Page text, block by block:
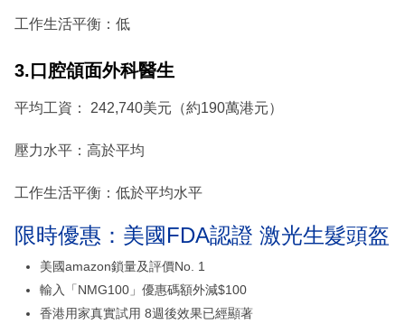
工作生活平衡：低
3.口腔頜面外科醫生
平均工資： 242,740美元（約190萬港元）
壓力水平：高於平均
工作生活平衡：低於平均水平
限時優惠：美國FDA認證 激光生髮頭盔
美國amazon鎖量及評價No. 1
輸入「NMG100」優惠碼額外減$100
香港用家真實試用 8週後效果已經顯著